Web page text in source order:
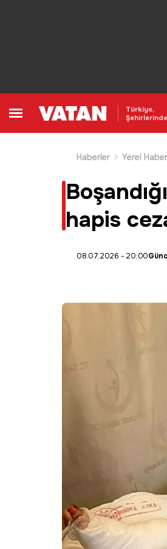
Türkiye,
Haberler
Yerel
hapis
08.07.2026 - 20:00